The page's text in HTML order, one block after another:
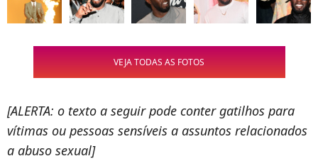
VEJA TODAS AS FOTOS
[ALERTA: o texto a seguir pode conter gatilhos para
vítimas ou pessoas sensíveis a assuntos relacionados
a abuso sexual]